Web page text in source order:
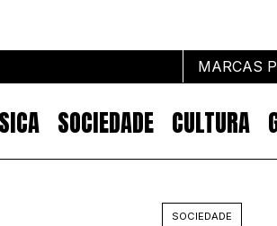
MARCAS
SOCIEDADE CULTURA
Marcas por
SOCIEDADE